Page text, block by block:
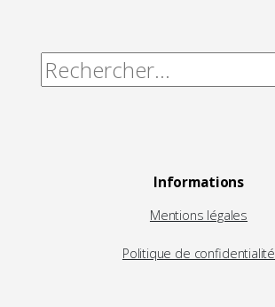
Rechercher :
Informations
Mentions légales
Politique de confidentialité